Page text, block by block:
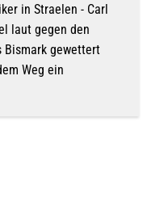
in Straelen - Carl
laut gegen den
Bismark gewettert
Weg ein